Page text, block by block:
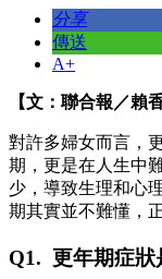
分享
傳送
A+
【文：聯合報／賴
對許多婦女而言，
期，更是在人生中
少，導致生理和心
期其實並不難懂，
Q1. 更年期症狀